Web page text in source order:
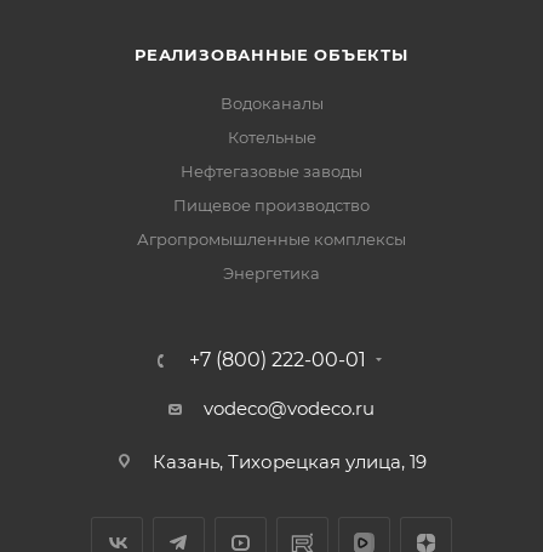
РЕАЛИЗОВАННЫЕ ОБЪЕКТЫ
Водоканалы
Котельные
Нефтегазовые заводы
Пищевое производство
Агропромышленные комплексы
Энергетика
+7 (800) 222-00-01
vodeco@vodeco.ru
Казань, Тихорецкая улица, 19